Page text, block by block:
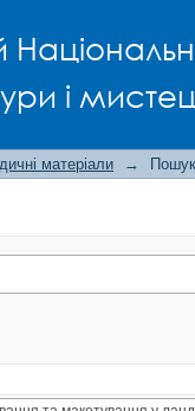
і
матеріали → Пошук